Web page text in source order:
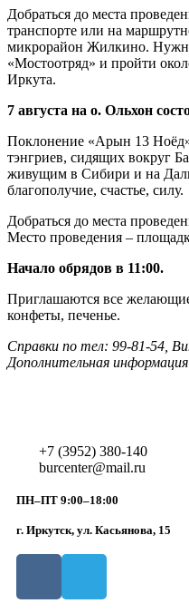
Добраться до места
транспорте или на
микрорайон Жилкино.
«Мостоотряд» и пройти
Иркута.
7 августа на о. Ольхон
Поклонение «Арын 13
тэнгриев, сидящих вокруг
живущим в Сибири и на
благополучие, счастье, силу.
Добраться до места
Место проведения –
Начало обрядов в 11:00.
Приглашаются все
конфеты, печенье.
Справки по тел: 99-81-54,
Дополнительная
+7 (3952) 380-140
burcenter@mail.ru
ПН–ПТ 9:00–18:00
г. Иркутск, ул. Касьянова, 15